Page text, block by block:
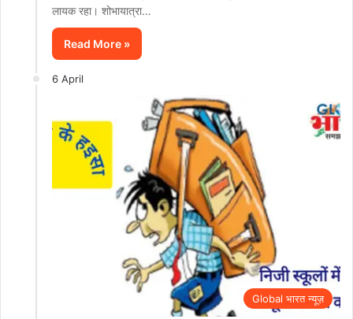
लायक रहा। शोभायात्रा…
Read More »
6 April
Global भारत न्यूज़